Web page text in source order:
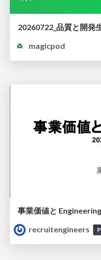
20260722_品質と開発
magicpod
事業価値と
recruitengineers